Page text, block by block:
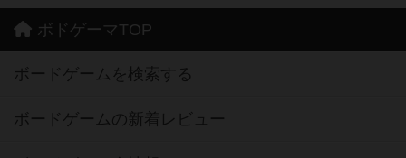
ボドゲーマTOP
ボードゲームを検索する
ボードゲームの新着レビュー